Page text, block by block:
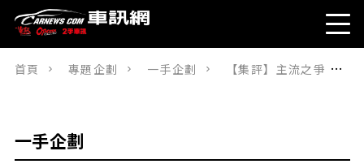
首頁 專題企劃 一手企劃 【集評】主流之爭 國產中型SUV戰力分析(下)Ford Kuga X Honda CR-V X Hyundai Tucson L X Nissan X-Trail
一手企劃